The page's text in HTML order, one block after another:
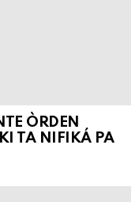
ÒRDEN
TA NIFIKÁ PA